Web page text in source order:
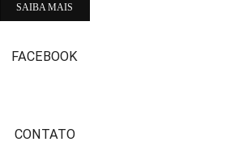
SAIBA MAIS
FACEBOOK
CONTATO